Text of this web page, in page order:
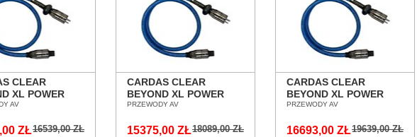
CLEAR
XL POWER
PRZEWÓD
WROCŁAW
AV
16539,00 ZŁ
ZŁ
CARDAS CLEAR
BEYOND XL POWER
CORD 1,5M PRZEWÓD
POZNAŃ WROCŁAW
PRZEWODY AV
18089,00 ZŁ
15375,00 ZŁ
CARDAS CLEAR
BEYOND XL POWER
CORD 2,0M PRZEWÓD
POZNAŃ WROCŁAW
PRZEWODY AV
19639,00 ZŁ
16693,00 ZŁ